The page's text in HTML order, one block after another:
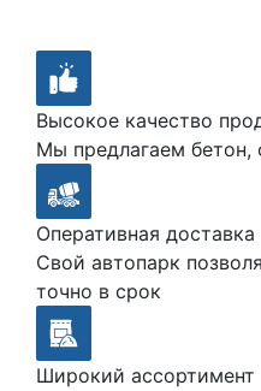
Высокое качество
Мы предлагаем
Оперативная доставка
Свой автопарк
точно в срок
Широкий ассортимент